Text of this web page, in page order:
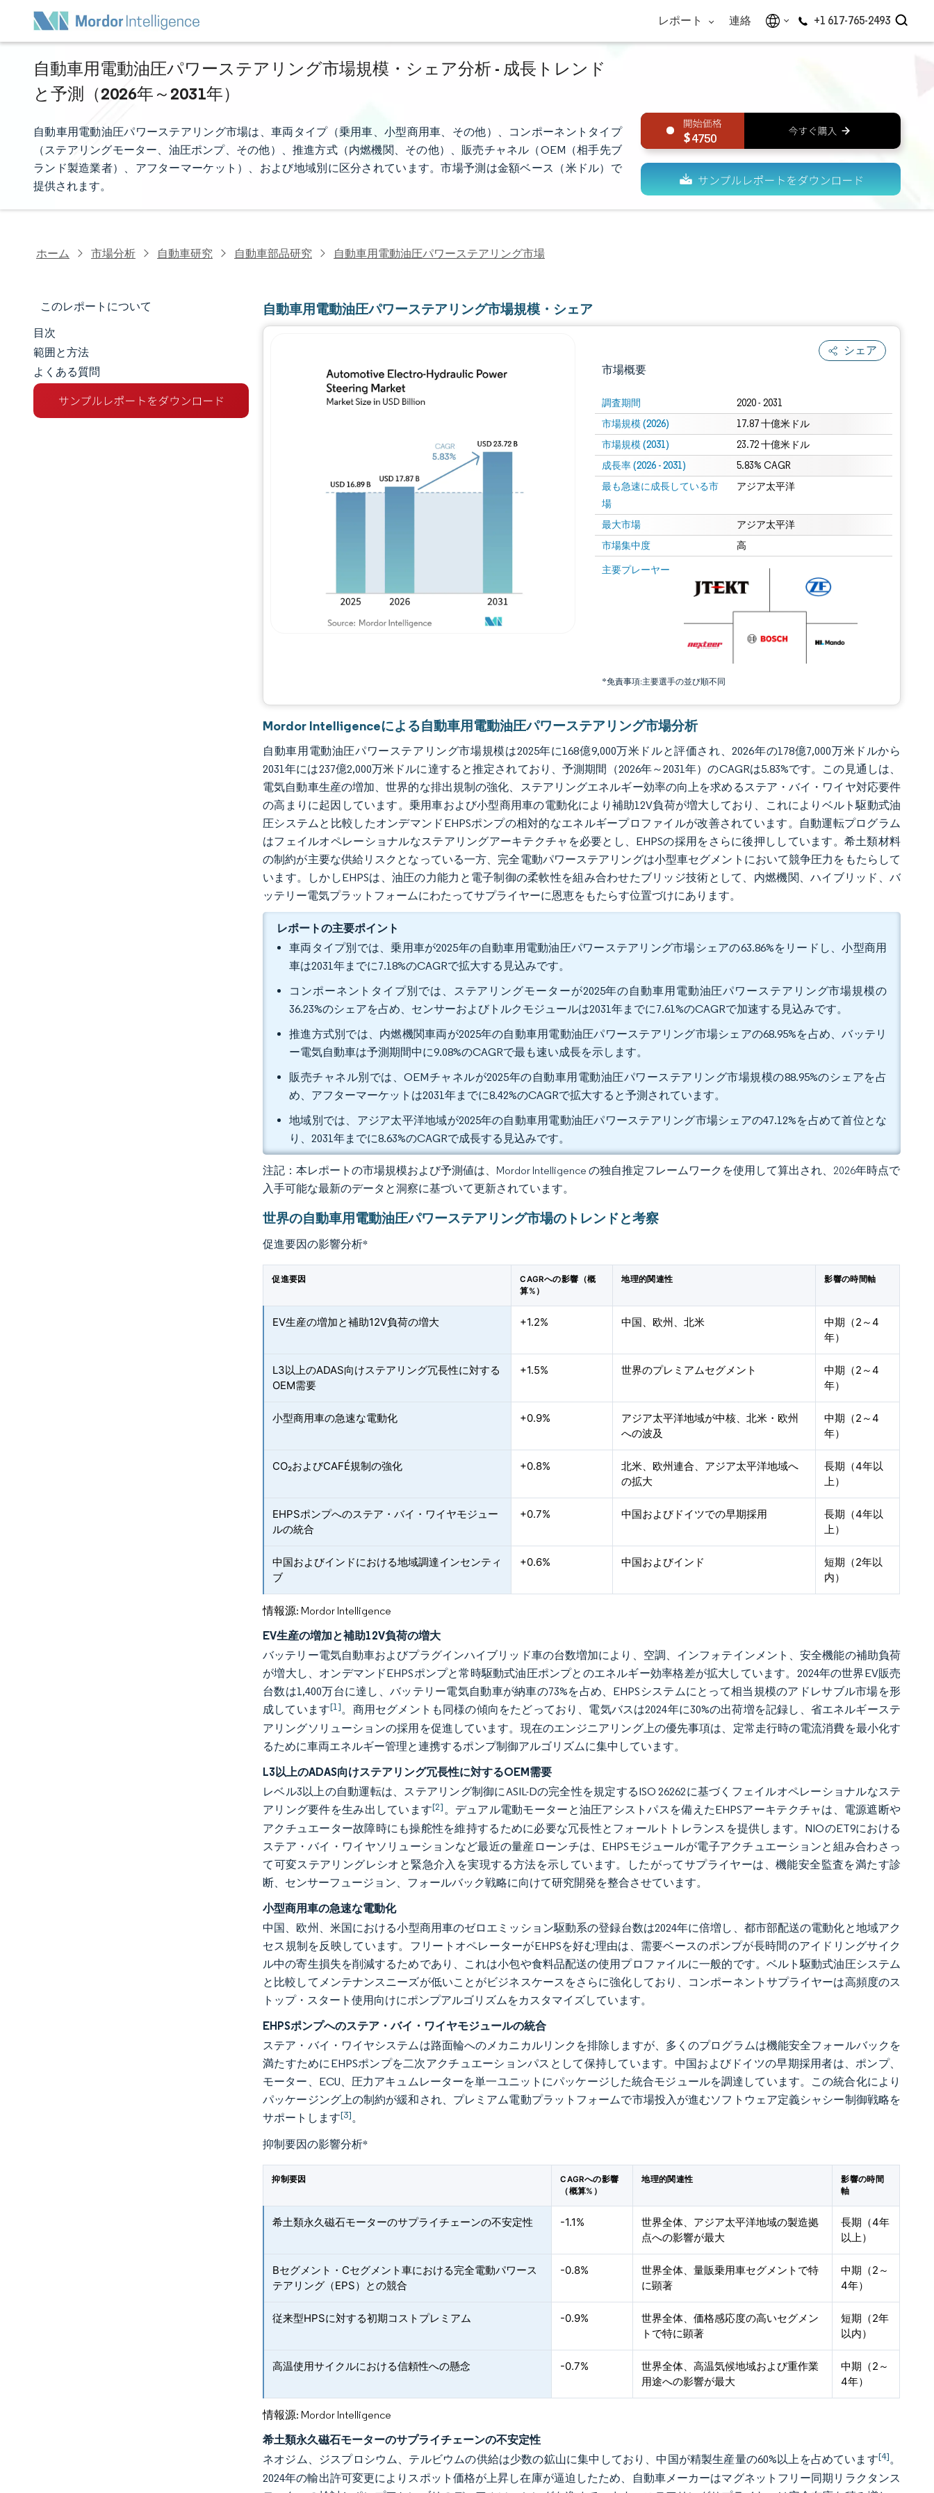
レポート 連絡 +1 617-765-2493
自動車用電動油圧パワーステアリング市場規模・シェア分析 - 成長トレンド
と予測（2026年～2031年）
自動車用電動油圧パワーステアリング市場は、車両タイプ（乗用車、小型商用車、その他）、コンポーネントタイプ
（ステアリングモーター、油圧ポンプ、その他）、推進方式（内燃機関、その他）、販売チャネル（OEM（相手先ブ
ランド製造業者）、アフターマーケット）、および地域別に区分されています。市場予測は金額ベース（米ドル）で
提供されます。
4750
ホーム 市場分析 自動車研究 自動車部品研究 自動車用電動油圧パワーステアリング市場
このレポートについて
市場規模とシェア
市場分析
トレンドとインサイト
目次
範囲と方法
よくある質問
自動車用電動油圧パワーステアリング市場規模・シェア
シェア
市場概要
調査期間 2020 - 2031
市場規模 (2026) 17.87 十億米ドル
市場規模 (2031) 23.72 十億米ドル
成長率 (2026 - 2031) 5.83% CAGR
最も急速に成長している市
場
アジア太平洋
最大市場 アジア太平洋
市場集中度 高
主要プレーヤー
*免責事項:主要選手の並び順不同
画像 © Mordor Intelligence。再利用にはCC BY 4.0の表示が必要です。
画像 © Mordor Intelligence。再利用にはCC BY 4.0の表示が必要です。
Mordor Intelligenceによる自動車用電動油圧パワーステアリング市場分析
自動車用電動油圧パワーステアリング市場規模は2025年に168億9,000万米ドルと評価され、2026年の178億7,000万米ドルから
2031年には237億2,000万米ドルに達すると推定されており、予測期間（2026年～2031年）のCAGRは5.83%です。この見通しは、
電気自動車生産の増加、世界的な排出規制の強化、ステアリングエネルギー効率の向上を求めるステア・バイ・ワイヤ対応要件
の高まりに起因しています。乗用車および小型商用車の電動化により補助12V負荷が増大しており、これによりベルト駆動式油
圧システムと比較したオンデマンドEHPSポンプの相対的なエネルギープロファイルが改善されています。自動運転プログラム
はフェイルオペレーショナルなステアリングアーキテクチャを必要とし、EHPSの採用をさらに後押ししています。希土類材料
の制約が主要な供給リスクとなっている一方、完全電動パワーステアリングは小型車セグメントにおいて競争圧力をもたらして
います。しかしEHPSは、油圧の力能力と電子制御の柔軟性を組み合わせたブリッジ技術として、内燃機関、ハイブリッド、バ
ッテリー電気プラットフォームにわたってサプライヤーに恩恵をもたらす位置づけにあります。
レポートの主要ポイント
車両タイプ別では、乗用車が2025年の自動車用電動油圧パワーステアリング市場シェアの63.86%をリードし、小型商用
車は2031年までに7.18%のCAGRで拡大する見込みです。
コンポーネントタイプ別では、ステアリングモーターが2025年の自動車用電動油圧パワーステアリング市場規模の
36.23%のシェアを占め、センサーおよびトルクモジュールは2031年までに7.61%のCAGRで加速する見込みです。
推進方式別では、内燃機関車両が2025年の自動車用電動油圧パワーステアリング市場シェアの68.95%を占め、バッテリ
ー電気自動車は予測期間中に9.08%のCAGRで最も速い成長を示します。
販売チャネル別では、OEMチャネルが2025年の自動車用電動油圧パワーステアリング市場規模の88.95%のシェアを占
め、アフターマーケットは2031年までに8.42%のCAGRで拡大すると予測されています。
地域別では、アジア太平洋地域が2025年の自動車用電動油圧パワーステアリング市場シェアの47.12%を占めて首位とな
り、2031年までに8.63%のCAGRで成長する見込みです。
注記：本レポートの市場規模および予測値は、Mordor Intelligence の独自推定フレームワークを使用して算出され、2026年時点で
入手可能な最新のデータと洞察に基づいて更新されています。
世界の自動車用電動油圧パワーステアリング市場のトレンドと考察
促進要因の影響分析*
促進要因
CAGRへの影響（概
算%）
地理的関連性 影響の時間軸
EV生産の増加と補助12V負荷の増大 +1.2% 中国、欧州、北米
中期（2～4
年）
L3以上のADAS向けステアリング冗長性に対する
OEM需要
+1.5% 世界のプレミアムセグメント
中期（2～4
年）
小型商用車の急速な電動化 +0.9%
アジア太平洋地域が中核、北米・欧州
への波及
中期（2～4
年）
CO₂およびCAFÉ規制の強化 +0.8%
北米、欧州連合、アジア太平洋地域へ
の拡大
長期（4年以
上）
EHPSポンプへのステア・バイ・ワイヤモジュー
ルの統合
+0.7% 中国およびドイツでの早期採用
長期（4年以
上）
中国およびインドにおける地域調達インセンティ
ブ
+0.6% 中国およびインド
短期（2年以
内）
情報源: Mordor Intelligence
EV生産の増加と補助12V負荷の増大
バッテリー電気自動車およびプラグインハイブリッド車の台数増加により、空調、インフォテインメント、安全機能の補助負荷
が増大し、オンデマンドEHPSポンプと常時駆動式油圧ポンプとのエネルギー効率格差が拡大しています。2024年の世界EV販売
台数は1,400万台に達し、バッテリー電気自動車が納車の73%を占め、EHPSシステムにとって相当規模のアドレサブル市場を形
成しています[1]。商用セグメントも同様の傾向をたどっており、電気バスは2024年に30%の出荷増を記録し、省エネルギーステ
アリングソリューションの採用を促進しています。現在のエンジニアリング上の優先事項は、定常走行時の電流消費を最小化す
るために車両エネルギー管理と連携するポンプ制御アルゴリズムに集中しています。
L3以上のADAS向けステアリング冗長性に対するOEM需要
レベル3以上の自動運転は、ステアリング制御にASIL-Dの完全性を規定するISO 26262に基づくフェイルオペレーショナルなステ
アリング要件を生み出しています[2]。デュアル電動モーターと油圧アシストパスを備えたEHPSアーキテクチャは、電源遮断や
アクチュエーター故障時にも操舵性を維持するために必要な冗長性とフォールトトレランスを提供します。NIOのET9における
ステア・バイ・ワイヤソリューションなど最近の量産ローンチは、EHPSモジュールが電子アクチュエーションと組み合わさっ
て可変ステアリングレシオと緊急介入を実現する方法を示しています。したがってサプライヤーは、機能安全監査を満たす診
断、センサーフュージョン、フォールバック戦略に向けて研究開発を整合させています。
小型商用車の急速な電動化
中国、欧州、米国における小型商用車のゼロエミッション駆動系の登録台数は2024年に倍増し、都市部配送の電動化と地域アク
セス規制を反映しています。フリートオペレーターがEHPSを好む理由は、需要ベースのポンプが長時間のアイドリングサイク
ル中の寄生損失を削減するためであり、これは小包や食料品配送の使用プロファイルに一般的です。ベルト駆動式油圧システム
と比較してメンテナンスニーズが低いことがビジネスケースをさらに強化しており、コンポーネントサプライヤーは高頻度のス
トップ・スタート使用向けにポンプアルゴリズムをカスタマイズしています。
EHPSポンプへのステア・バイ・ワイヤモジュールの統合
ステア・バイ・ワイヤシステムは路面輪へのメカニカルリンクを排除しますが、多くのプログラムは機能安全フォールバックを
満たすためにEHPSポンプを二次アクチュエーションパスとして保持しています。中国およびドイツの早期採用者は、ポンプ、
モーター、ECU、圧力アキュムレーターを単一ユニットにパッケージした統合モジュールを調達しています。この統合化により
パッケージング上の制約が緩和され、プレミアム電動プラットフォームで市場投入が進むソフトウェア定義シャシー制御戦略を
サポートします[3]。
抑制要因の影響分析*
抑制要因
CAGRへの影響
（概算%）
地理的関連性
影響の時間
軸
希土類永久磁石モーターのサプライチェーンの不安定性 -1.1%
世界全体、アジア太平洋地域の製造拠
点への影響が最大
長期（4年
以上）
Bセグメント・Cセグメント車における完全電動パワース
テアリング（EPS）との競合
-0.8%
世界全体、量販乗用車セグメントで特
に顕著
中期（2～
4年）
従来型HPSに対する初期コストプレミアム -0.9%
世界全体、価格感応度の高いセグメン
トで特に顕著
短期（2年
以内）
高温使用サイクルにおける信頼性への懸念 -0.7%
世界全体、高温気候地域および重作業
用途への影響が最大
中期（2～
4年）
情報源: Mordor Intelligence
希土類永久磁石モーターのサプライチェーンの不安定性
ネオジム、ジスプロシウム、テルビウムの供給は少数の鉱山に集中しており、中国が精製生産量の60%以上を占めています[4]。
2024年の輸出許可変更によりスポット価格が上昇し在庫が逼迫したため、自動車メーカーはマグネットフリー同期リラクタンス